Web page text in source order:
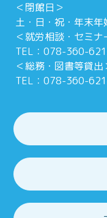
＜閉館日＞
土・日・祝・年末年
＜就労相談・セミナ
TEL：078-360-
＜総務・図書等貸出
TEL：078-360-